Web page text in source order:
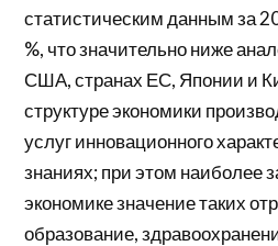
статистическим данным за
%, что значительно ниже
США, странах ЕС, Японии и
структуре экономики
услуг инновационного
знаниях; при этом наиболее
экономике значение таких
образование,